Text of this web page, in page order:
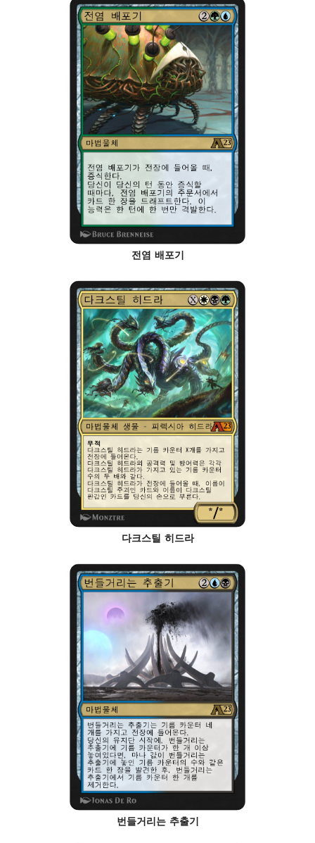
전염 배포기
다크스틸 히드라
번들거리는 추출기